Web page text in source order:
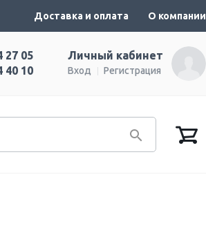
Доставка и оплата О компании
Личный кабинет
Вход Регистрация
27 05
40 10